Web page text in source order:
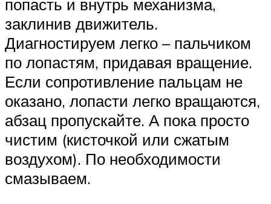
попасть и внутрь механизма,
заклинив движитель.
Диагностируем легко – пальчиком
по лопастям, придавая вращение.
Если сопротивление пальцам не
оказано, лопасти легко вращаются,
абзац пропускайте. А пока просто
чистим (кисточкой или сжатым
воздухом). По необходимости
смазываем.